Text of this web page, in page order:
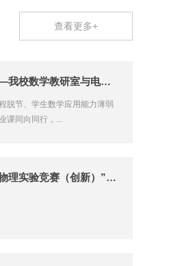
查看更多+
打破学科壁垒 融通课程育人 ——我校数学教研室与电气专业教研室...
脱节、学生数学应用能力薄弱
课同向同行，...
关于举办“第八届吉林省大学生物理实验竞赛（创新）”校赛的通知